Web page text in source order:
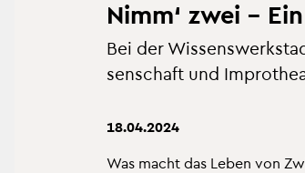
Nimm‘ zwei –
Bei der
sen­schaft und
18.04.2024
Was macht das Leben von